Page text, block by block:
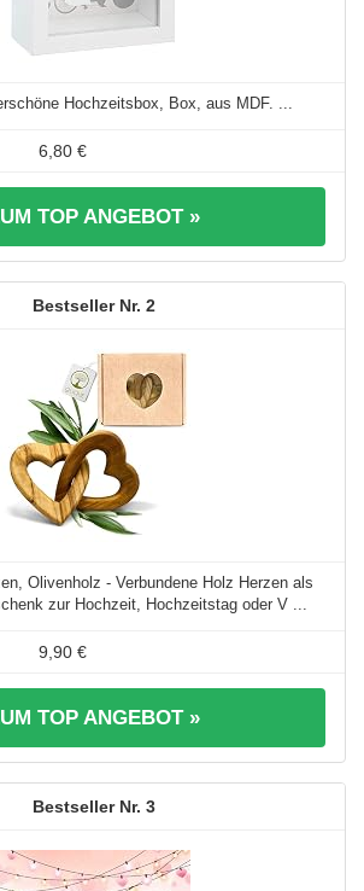
Hochzeitsbox, Box, aus MDF. ...
6,80 €
TOP ANGEBOT »
2
Olivenholz - Verbundene Holz Herzen als
zur Hochzeit, Hochzeitstag oder V ...
9,90 €
TOP ANGEBOT »
3